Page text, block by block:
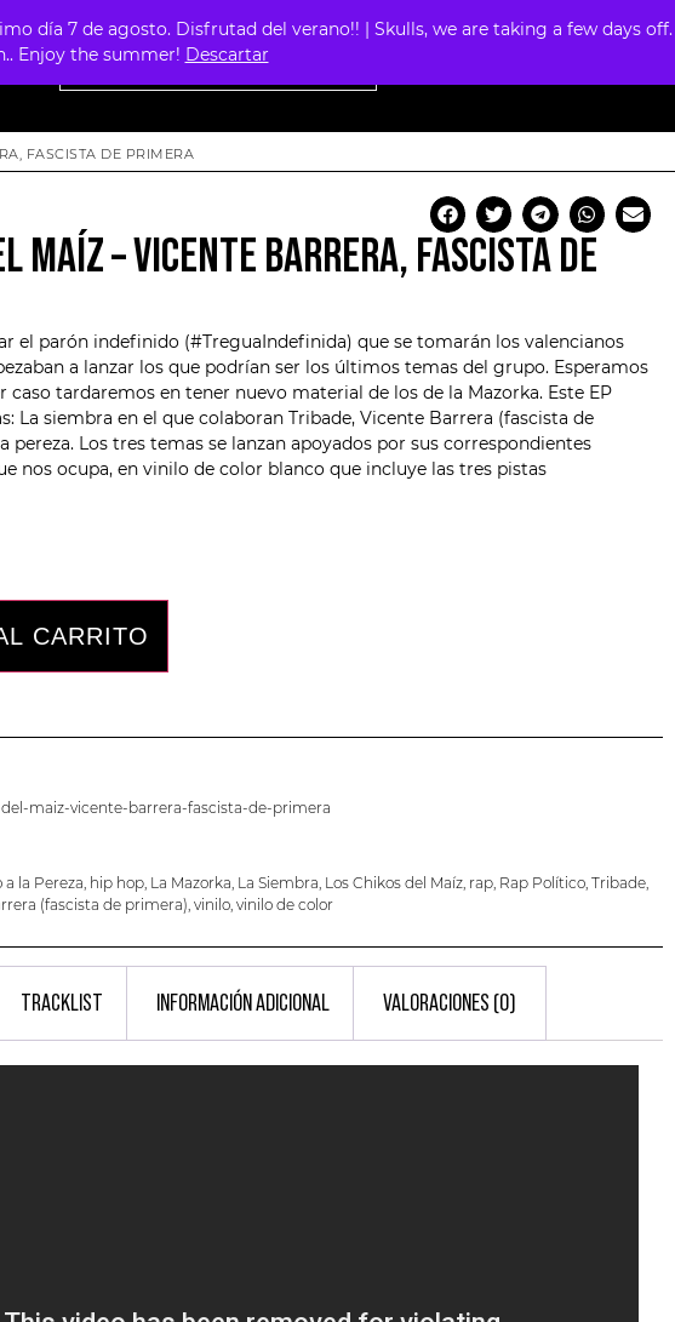
día 7 de agosto. Disfrutad del verano!! | Skulls, we are taking a few days off.
Enjoy the summer! Descartar
FASCISTA DE PRIMERA
MAÍZ – VICENTE BARRERA, FASCISTA DE
el parón indefinido (#TreguaIndefinida) que se tomarán los valencianos
a lanzar los que podrían ser los últimos temas del grupo. Esperamos
caso tardaremos en tener nuevo material de los de la Mazorka. Este EP
La siembra en el que colaboran Tribade, Vicente Barrera (fascista de
pereza. Los tres temas se lanzan apoyados por sus correspondientes
nos ocupa, en vinilo de color blanco que incluye las tres pistas
CARRITO
del-maiz-vicente-barrera-fascista-de-primera
a la Pereza, hip hop, La Mazorka, La Siembra, Los Chikos del Maíz, rap, Rap Político, Tribade,
(fascista de primera), vinilo, vinilo de color
TRACKLIST INFORMACIÓN ADICIONAL VALORACIONES (0)